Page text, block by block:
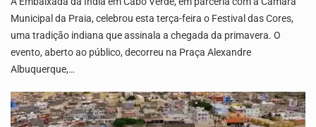
Municipal da Praia, celebrou esta terça-feira o Festival das Cores,
uma tradição indiana que assinala a chegada da primavera. O
evento, aberto ao público, decorreu na Praça Alexandre
Albuquerque,…